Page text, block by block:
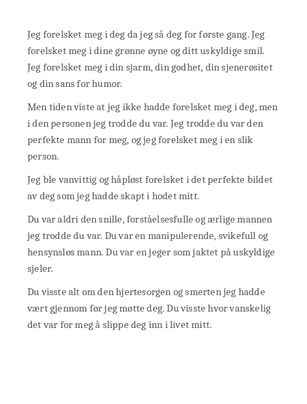
Jeg forelsket meg i deg da jeg så deg for første gang. Jeg
forelsket meg i dine grønne øyne og ditt uskyldige smil.
Jeg forelsket meg i din sjarm, din godhet, din sjenerøsitet
og din sans for humor.
Men tiden viste at jeg ikke hadde forelsket meg i deg, men
i den personen jeg trodde du var. Jeg trodde du var den
perfekte mann for meg, og jeg forelsket meg i en slik
person.
Jeg ble vanvittig og håpløst forelsket i det perfekte bildet
av deg som jeg hadde skapt i hodet mitt.
Du var aldri den snille, forståelsesfulle og ærlige mannen
jeg trodde du var. Du var en manipulerende, svikefull og
hensynsløs mann. Du var en jeger som jaktet på uskyldige
sjeler.
Du visste alt om den hjertesorgen og smerten jeg hadde
vært gjennom før jeg møtte deg. Du visste hvor vanskelig
det var for meg å slippe deg inn i livet mitt.